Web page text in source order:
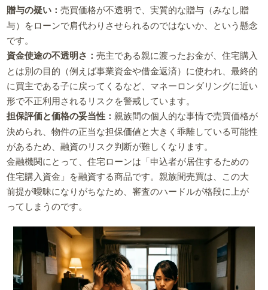
贈与の疑い：売買価格が不透明で、実質的な贈与（みなし贈
与）をローンで肩代わりさせられるのではないか、という懸念
です。
資金使途の不透明さ：売主である親に渡ったお金が、住宅購入
とは別の目的（例えば事業資金や借金返済）に使われ、最終的
に買主である子に戻ってくるなど、マネーロンダリングに近い
形で不正利用されるリスクを警戒しています。
担保評価と価格の妥当性：親族間の個人的な事情で売買価格が
決められ、物件の正当な担保価値と大きく乖離している可能性
があるため、融資のリスク判断が難しくなります。
金融機関にとって、住宅ローンは「申込者が居住するための
住宅購入資金」を融資する商品です。親族間売買は、この大
前提が曖昧になりがちなため、審査のハードルが格段に上が
ってしまうのです。